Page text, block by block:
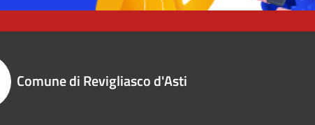
Comune di Revigliasco d'Asti